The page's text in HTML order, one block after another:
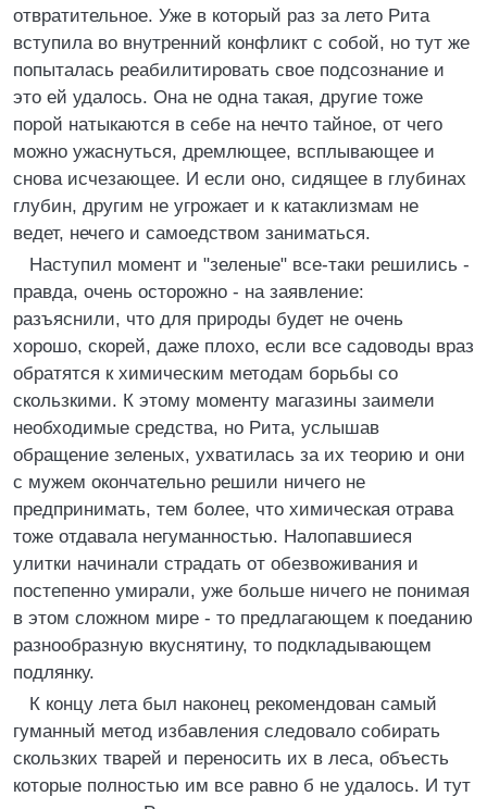
отвратительное. Уже в который раз за лето Рита
вступила во внутренний конфликт с собой, но тут же
попыталась реабилитировать свое подсознание и
это ей удалось. Она не одна такая, другие тоже
порой натыкаются в себе на нечто тайное, от чего
можно ужаснуться, дремлющее, всплывающее и
снова исчезающее. И если оно, сидящее в глубинах
глубин, другим не угрожает и к катаклизмам не
ведет, нечего и самоедством заниматься.
Наступил момент и "зеленые" все-таки решились -
правда, очень осторожно - на заявление:
разъяснили, что для природы будет не очень
хорошо, скорей, даже плохо, если все садоводы враз
обратятся к химическим методам борьбы со
скользкими. К этому моменту магазины заимели
необходимые средства, но Рита, услышав
обращение зеленых, ухватилась за их теорию и они
с мужем окончательно решили ничего не
предпринимать, тем более, что химическая отрава
тоже отдавала негуманностью. Налопавшиеся
улитки начинали страдать от обезвоживания и
постепенно умирали, уже больше ничего не понимая
в этом сложном мире - то предлагающем к поеданию
разнообразную вкуснятину, то подкладывающем
подлянку.
К концу лета был наконец рекомендован самый
гуманный метод избавления следовало собирать
скользких тварей и переносить их в леса, объесть
которые полностью им все равно б не удалось. И тут